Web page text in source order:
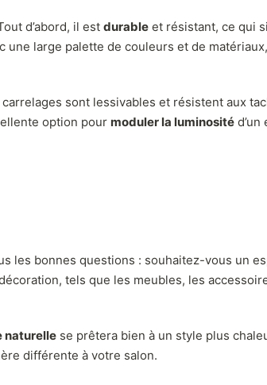
d’abord, il est durable et résistant, ce qui
large palette de couleurs et de
sont lessivables et résistent aux
option pour moduler la luminosité
les bonnes questions : souhaitez-vous un
tels que les meubles, les
naturelle se prêtera bien à un style plus
différente à votre salon.